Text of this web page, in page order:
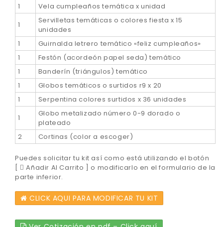
1
Vela cumpleaños temática x unidad
1
Servilletas temáticas o colores fiesta x 15
unidades
1
Guirnalda letrero temático «feliz cumpleaños»
1
Festón (acordeón papel seda) temático
1
Banderín (triángulos) temático
1
Globos temáticos o surtidos r9 x 20
1
Serpentina colores surtidos x 36 unidades
1
Globo metalizado número 0-9 dorado o
plateado
2
Cortinas (color a escoger)
Puedes solicitar tu kit así como está utilizando el botón
[
Añadir Al Carrito ] o modificarlo en el formulario de la
parte inferior.
CLICK AQUI PARA MODIFICAR TU KIT